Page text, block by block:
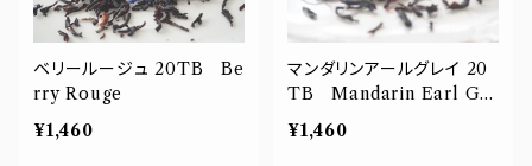
ベリールージュ 20TB Be
rry Rouge
¥1,460
マンダリンアールグレイ 20
TB Mandarin Earl Gre
y
¥1,460